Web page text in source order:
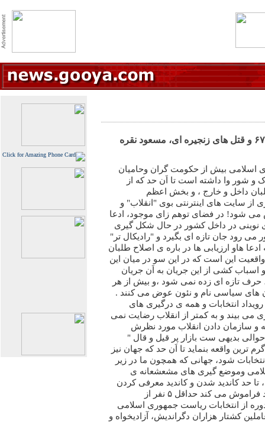
اَقای دکتر معین و کشتار بزرگ ۶۷ و قتل های زنجیره ای، مسعود نقره
اسلامی بیش از حکومت گران وحامیان
و شور وا داشته است تا اَن حد که از
داخل و خارج ، و بخش اعظم
از سایت های اینترنتی بوی "انقلاب" و
شود! در فضای توهم زای موجود، ادعا
نوینی در داخل کشور در حال شکل گیری
رود جان تازه ای بگیرد و "رادیکال تر"
هاو ارزیابی ها در باره ی اصلاح طلبان
این است که در این سو در میان این
اسباب کشی از این جریان به اَن جریان
حرف تازه ای زده نمی شود ،و بیش از هر
های سیاسی نام و نئون عوض می کنند .
انتخابات و همه ی درگیری های
می بیند و به کمتر از انقلاب رضایت نمی
و سازمان دادن انقلاب مورد نظرش
بدیهی ست بازار پر قیل و قال "
ترین واقعه بنماید تا اَن حد که جهان نیز
شود، جهانی که همچون ما در زیر
وموضع گیری های مشعشعانه ی
حد کاندید شدن و کاندید معرفی کردن
برای این" انتخابات" ، نم نمک دارد فراموش می کند حداقل ۵ نفر از
از انتخابات ریاست جمهوری اسلامی
کشتار هزاران دگراندیش، آزادیخواه و